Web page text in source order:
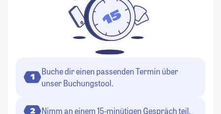
1
Buche dir einen passenden Termin über
unser Buchungstool.
2 Nimm an einem 15-minütigen Gespräch teil.